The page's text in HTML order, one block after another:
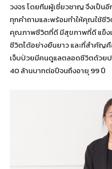
วงจร โดยทีมผู้เชี่ยวชาญ จึงเป็น
ทุกคำถามและพร้อมทำให้คุณใช้ชี
คุณภาพชีวิตที่ดี มีสุขภาพที่ดี แข็งแ
ชีวิตได้อย่างยืนยาว และที่สำคัญ
เจ็บป่วยมีคนดูแลตลอดชีวิตด้วย
40 ล้านบาทต่อปีจนถึงอายุ 99 ปี